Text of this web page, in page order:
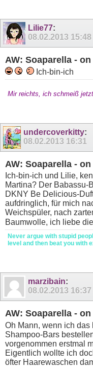
Lilie77:
08.02.2013 15:48
AW: Soaparella -
Ich-bin-ich
Mir reichts, ich schmeiß
undercoverkitty:
08.02.2013 16:31
AW: Soaparella -
Ich-bin-ich und Lilie,
Martina? Der Babassu-
DKNY Be Delicious-
aufdringlich, für mich
Weichspüler, nach
Baumwolle, ich liebe
Never argue with stupid
level and then beat you with
marzibain:
08.02.2013 16:37
AW: Soaparella -
Oh Mann, wenn ich
Shampoo-Bars
vorgenommen erstmal
Eigentlich wollte ich
öfter Haarewaschen